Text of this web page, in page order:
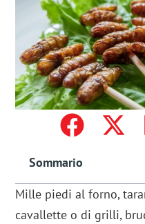
Sommario
Mille piedi al forno,
cavallette o di grilli,